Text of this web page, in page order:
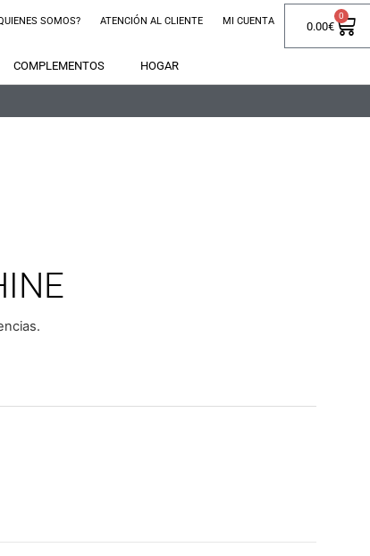
SOMOS? ATENCIÓN AL CLIENTE MI CUENTA 0.00€
0
COMPLEMENTOS HOGAR